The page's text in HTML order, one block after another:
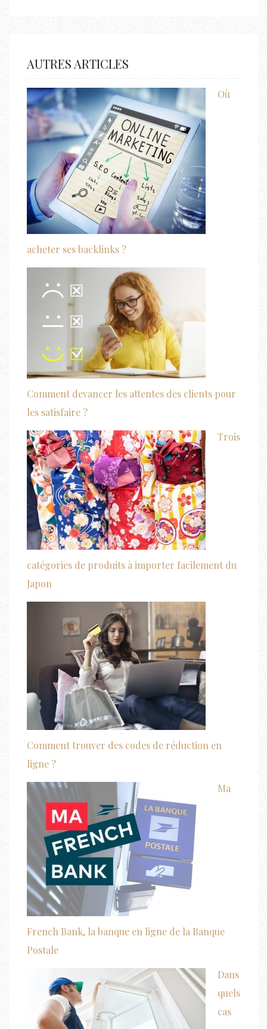
AUTRES ARTICLES
Où
acheter ses backlinks ?
Comment devancer les attentes des clients pour
les satisfaire ?
Trois
catégories de produits à importer facilement du
Japon
Comment trouver des codes de réduction en
ligne ?
Ma
French Bank, la banque en ligne de la Banque
Postale
Dans
quels
cas